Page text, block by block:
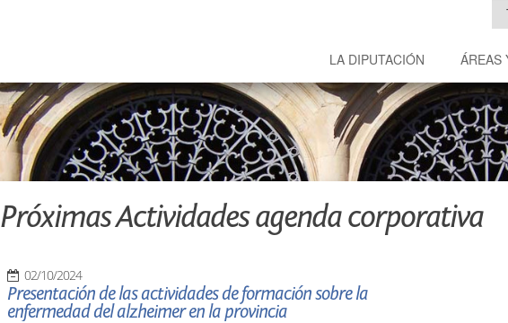
LA DIPUTACIÓN ÁREAS
Próximas Actividades agenda corporativa
02/10/2024
Presentación de las actividades de formación sobre la
enfermedad del alzheimer en la provincia